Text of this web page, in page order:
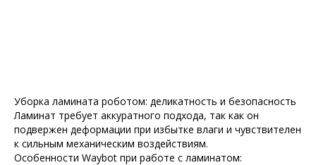
Уборка ламината роботом: деликатность и безопасность
Ламинат требует аккуратного подхода, так как он
подвержен деформации при избытке влаги и чувствителен
к сильным механическим воздействиям.
Особенности Waybot при работе с ламинатом: